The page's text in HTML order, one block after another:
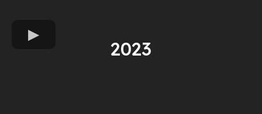
2023